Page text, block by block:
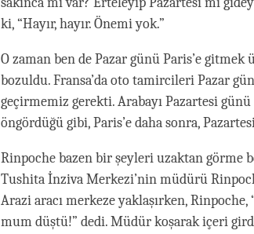
ki, “Hayır, hayır. Önemi yok.”
O zaman ben de Pazar günü Paris’e gitmek
bozuldu. Fransa’da oto tamircileri Pazar
geçirmemiz gerekti. Arabayı Pazartesi
öngördüğü gibi, Paris’e daha sonra,
Rinpoche bazen bir şeyleri uzaktan görme
Tushita İnziva Merkezi’nin müdürü
Arazi aracı merkeze yaklaşırken, Rinpoche,
mum düştü!” dedi. Müdür koşarak içeri